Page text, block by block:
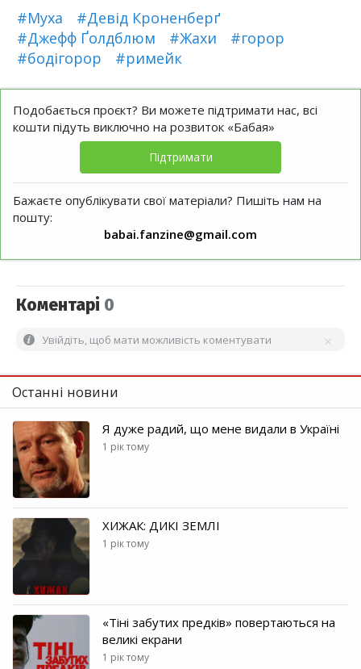
#Муха
#Девід Кроненберґ
#Джефф Ґолдблюм
#Жахи
#горор
#бодігорор
#римейк
Подобається проєкт? Ви можете підтримати нас, всі
кошти підуть виключно на розвиток «Бабая»
Підтримати
Бажаєте опублікувати свої матеріали? Пишіть нам на
пошту:
babai.fanzine@gmail.com
Коментарі 0
Увійдіть, щоб мати можливість коментувати
Останні новини
Я дуже радий, що мене видали в Україні
1 рік тому
ХИЖАК: ДИКІ ЗЕМЛІ
1 рік тому
«Тіні забутих предків» повертаються на
великі екрани
1 рік тому